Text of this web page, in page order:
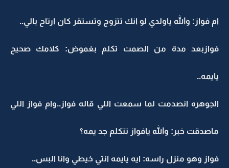
ام فواز: والله ياولدي لو انك تتزوج وتستقر كان ارتاح بالي..
فوازبعد مدة من الصمت تكلم بغموض: كلامك صحيح
يايمه..
الجوهره انصدمت لما سمعت اللي قاله فواز..وام فواز اللي
ماصدقت خبر: والله يافواز تتكلم جد يمه؟
فواز وهو منزل راسه: ايه يايمه انتي خيطي وانا البس..